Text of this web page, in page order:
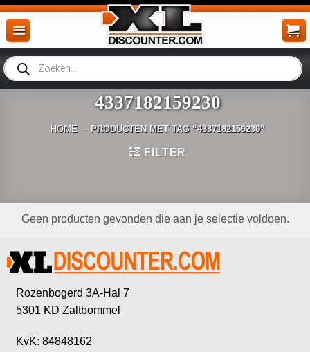
Ga
naar
inhoud
Producten
zoeken
4337182159230
HOME - PRODUCTEN MET TAG “4337182159230”
FILTER
Geen producten gevonden die aan je selectie voldoen.
Rozenbogerd 3A-Hal 7
5301 KD Zaltbommel
KvK: 84848162